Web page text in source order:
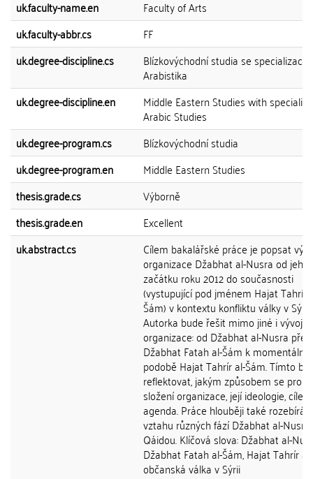
uk.faculty-name.en
Faculty of Arts
uk.faculty-abbr.cs
FF
uk.degree-discipline.cs
Blízkovýchodní studia se specializací
Arabistika
uk.degree-discipline.en
Middle Eastern Studies with
Arabic Studies
uk.degree-program.cs
Blízkovýchodní studia
uk.degree-program.en
Middle Eastern Studies
thesis.grade.cs
Výborně
thesis.grade.en
Excellent
uk.abstract.cs
Cílem bakalářské práce je popsat
organizace Džabhat al-Nusra od jeho
začátku roku 2012 do současnosti
(vystupující pod jménem Hajat Tahrír
Šám) v kontextu konfliktu války v Sýrii.
Autorka bude řešit mimo jiné i vývoj
organizace: od Džabhat al-Nusra přes
Džabhat Fatah al-Šám k
podobě Hajat Tahrír al-Šám. Tímto
reflektovat, jakým způsobem se
složení organizace, její ideologie, cíle a
agenda. Práce hlouběji také rozebírá
vztahu různých fází Džabhat al-
Qáidou. Klíčová slova: Džabhat al-
Džabhat Fatah al-Šám, Hajat Tahrír
občanská válka v Sýrii